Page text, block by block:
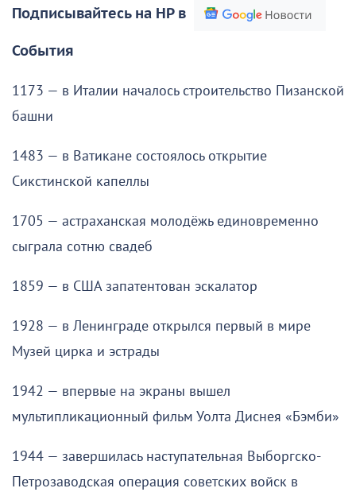
Подписывайтесь на НР в
События
1173 — в Италии началось строительство Пизанской
башни
1483 — в Ватикане состоялось открытие
Сикстинской капеллы
1705 — астраханская молодёжь единовременно
сыграла сотню свадеб
1859 — в США запатентован эскалатор
1928 — в Ленинграде открылся первый в мире
Музей цирка и эстрады
1942 — впервые на экраны вышел
мультипликационный фильм Уолта Диснея «Бэмби»
1944 — завершилась наступательная Выборгско-
Петрозаводская операция советских войск в